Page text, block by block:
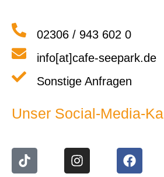
02306 / 943 602 0
info[at]cafe-seepark.de
Sonstige Anfragen
Unser Social-Media-